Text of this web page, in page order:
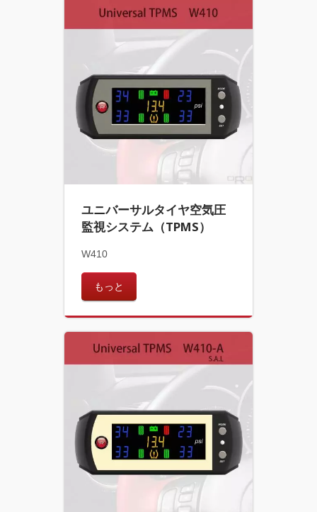
ユニバーサルタイヤ空気圧
監視システム（TPMS）
W410
もっと